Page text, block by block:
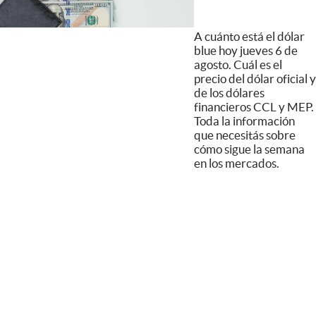
A cuánto está el dólar
blue hoy jueves 6 de
agosto. Cuál es el
precio del dólar oficial y
de los dólares
financieros CCL y MEP.
Toda la información
que necesitás sobre
cómo sigue la semana
en los mercados.